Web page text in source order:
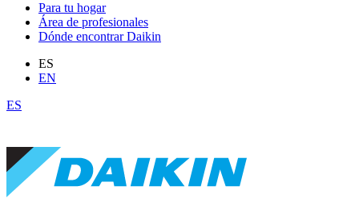
Para tu hogar
Área de profesionales
Dónde encontrar Daikin
ES
EN
ES